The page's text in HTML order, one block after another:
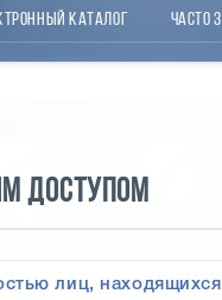
каталог Часто
доступом
лиц,